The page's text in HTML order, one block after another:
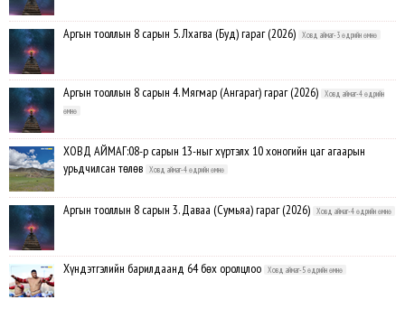
Аргын тооллын 8 сарын 5. Лхагва (Буд) гараг (2026) Ховд аймаг-3 өдрийн өмнө
Аргын тооллын 8 сарын 4. Мягмар (Ангараг) гараг (2026)
Ховд аймаг-4 өдрийн
өмнө
ХОВД АЙМАГ:08-р сарын 13-ныг хүртэлх 10 хоногийн цаг агаарын
урьдчилсан төлөв
Ховд аймаг-4 өдрийн өмнө
Аргын тооллын 8 сарын 3. Даваа (Сумьяа) гараг (2026) Ховд аймаг-4 өдрийн өмнө
Хүндэтгэлийн барилдаанд 64 бөх оролцлоо Ховд аймаг-5 өдрийн өмнө